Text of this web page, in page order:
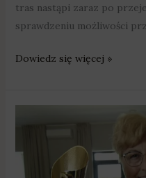
tras nastąpi zaraz po
sprawdzeniu możliwości
Dowiedz się więcej »
Górki
została